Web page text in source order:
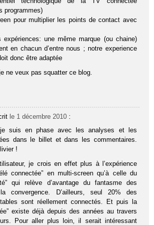
programmes)
pour multiplier les points de contact avec
expériences: une même marque (ou chaine)
en chacun d’entre nous ; notre experience
donc être adaptée
ne veux pas squatter ce blog.
le 1 décembre 2010 :
suis en phase avec les analyses et les
dans le billet et dans les commentaires.
!
je crois en effet plus à l’expérience
connectée” en multi-screen qu’à celle du
qui relève d’avantage du fantasme des
convergence. D’ailleurs, seul 20% des
sont réellement connectés. Et puis la
existe déjà depuis des années au travers
Pour aller plus loin, il serait intéressant